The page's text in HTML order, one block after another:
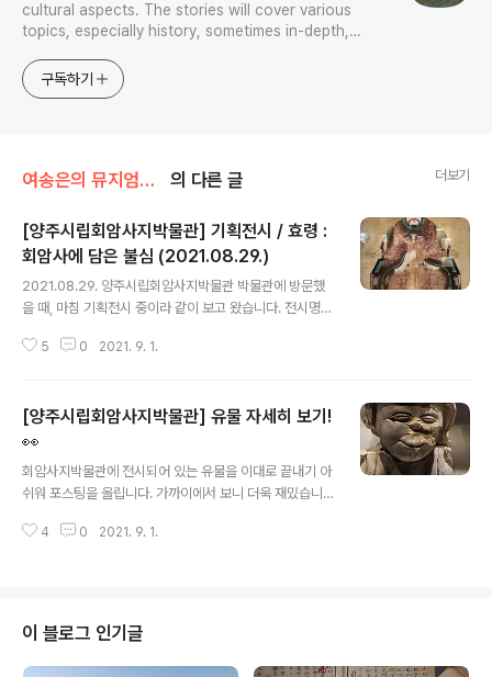
cultural aspects. The stories will cover various
topics, especially history, sometimes in-depth,
approach will be to resist any common sense or
generalized viewpoint
구독하기
여송은의 뮤지엄톡톡 의 다른 글 더보기
[양주시립회암사지박물관] 기획전시 / 효령 :
회암사에 담은 불심 (2021.08.29.)
2021.08.29. 양주시립회암사지박물관 박물관에 방문했
을 때, 마침 기획전시 중이라 같이 보고 왔습니다. 전시명 :
기획전시실 기 간 : 2021.05.11.(화) - 2021.09.26.(일)
내용으로 대신하겠습니다. 1부 왕실에서 태어나다 효령대
군 이보(孝寧大君 李補)는 1396년 조선의 3대 왕 태종
이방원과 원경왕후 민씨의 둘째 아들로 태어났습니다. 태
종이 왕위에 오른 지 7년째 되는 12세 때(1407년) 효령군
봉해졌습니다. 효령대군은 장자이자 세자였던 양녕대군 ..
5 0 2021. 9. 1.
[양주시립회암사지박물관] 유물 자세히 보기!
👀
회암사지박물관에 전시되어 있는 유물을 이대로 끝내기 아
쉬워 포스팅을 올립니다. 가까이에서 보니 더욱 재밌습니
까.' 하는 생각이 드는데요, 만든 분은 분명 장난끼가 많은
습니다. 감사합니다. 양주시립회암사지박물관 홈페이지
4 0 2021. 9. 1.
이 블로그 인기글